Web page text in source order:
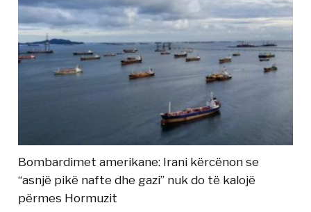
Bombardimet amerikane: Irani kërcënon se
“asnjë pikë nafte dhe gazi” nuk do të kalojë
përmes Hormuzit